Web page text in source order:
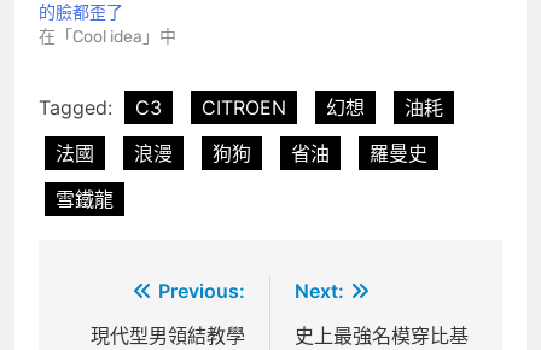
的臉都歪了
在「Cool idea」中
Tagged: C3 CITROEN 幻想
油耗
法國
浪漫 狗狗 省油
羅曼史
雪鐵龍
Previous:
現代型男領結教學
Next:
史上最強名模穿比基